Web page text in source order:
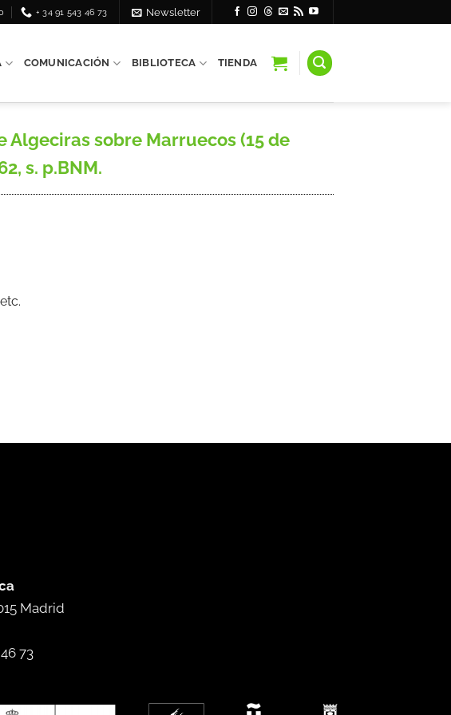
+ 34 91 543 46 73 Newsletter
COMUNICACIÓN BIBLIOTECA TIENDA
Algeciras sobre Marruecos (15 de
s. p.BNM.
Madrid
73